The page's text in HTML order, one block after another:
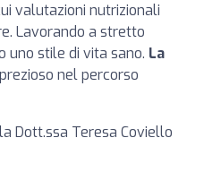
valutazioni nutrizionali
Lavorando a stretto
uno stile di vita sano. La
nel percorso
Dott.ssa Teresa Coviello